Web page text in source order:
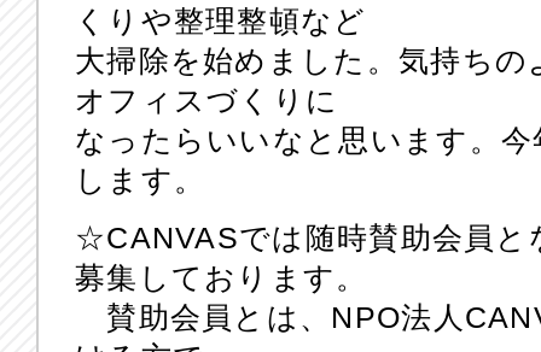
くりや整理整頓など
大掃除を始めました。気持ち
オフィスづくりに
なったらいいなと思います。
します。
☆CANVASでは随時賛助会員
募集しております。
賛助会員とは、NPO法人